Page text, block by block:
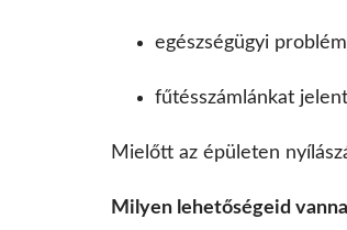
egészségügyi
fűtésszámlánkat
Mielőtt az épületen
Milyen lehetőségeid